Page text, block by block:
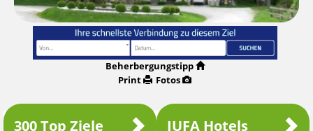
Beherbergungstipp
Print
Fotos
300 Top Ziele JUFA Hotels